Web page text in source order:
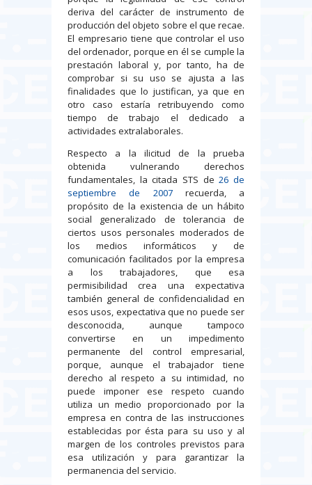
deriva del carácter de instrumento de
producción del objeto sobre el que recae.
El empresario tiene que controlar el uso
del ordenador, porque en él se cumple la
prestación laboral y, por tanto, ha de
comprobar si su uso se ajusta a las
finalidades que lo justifican, ya que en
otro caso estaría retribuyendo como
tiempo de trabajo el dedicado a
actividades extralaborales.
Respecto a la ilicitud de la prueba
obtenida vulnerando derechos
fundamentales, la citada STS de26 de
septiembre de 2007recuerda, a
propósito de la existencia de un hábito
social generalizado de tolerancia de
ciertos usos personales moderados de
los medios informáticos y de
comunicación facilitados por la empresa
a los trabajadores, que esa
permisibilidad crea una expectativa
también general de confidencialidad en
esos usos, expectativa que no puede ser
desconocida, aunque tampoco
convertirse en un impedimento
permanente del control empresarial,
porque, aunque el trabajador tiene
derecho al respeto a su intimidad, no
puede imponer ese respeto cuando
utiliza un medio proporcionado por la
empresa en contra de las instrucciones
establecidas por ésta para su uso y al
margen de los controles previstos para
esa utilización y para garantizar la
permanencia del servicio.